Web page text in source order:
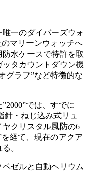
一のダイバーズウォ
マリーンウォッチへ
水ケースで特許を取
タカウントダウン機
グラフ”など特徴的な
では、すでに
針・ねじ込み式リュ
クリスタル風防の6
経て、現在のアクア
。
ゼルと自動ヘリウム